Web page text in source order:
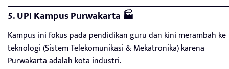
5. UPI Kampus Purwakarta 🏭
Kampus ini fokus pada pendidikan guru dan kini merambah ke
teknologi (Sistem Telekomunikasi & Mekatronika) karena
Purwakarta adalah kota industri.